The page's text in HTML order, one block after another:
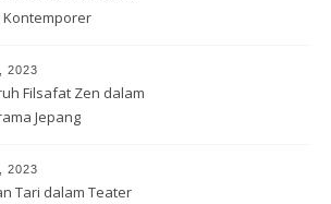
Kontemporer
2023
Filsafat Zen dalam
Jepang
2023
Tari dalam Teater